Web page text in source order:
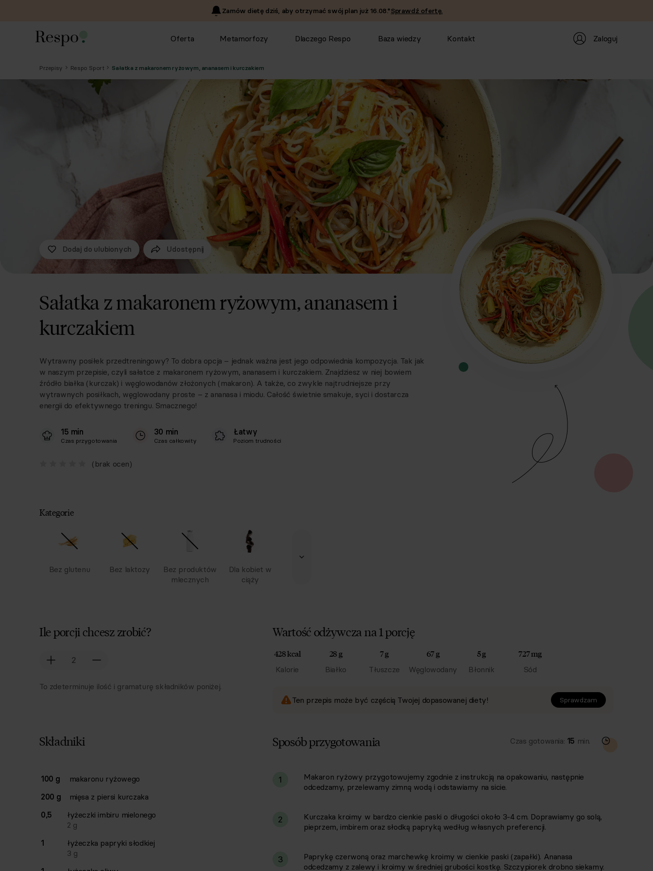
Zamów dietę dziś, aby otrzymać swój plan już 16.08.*Sprawdź ofertę.
Oferta Metamorfozy Dlaczego Respo Baza wiedzy Kontakt Zaloguj
Przepisy Respo Sport Sałatka z makaronem ryżowym, ananasem i kurczakiem
Dodaj do ulubionych Udostępnij
Sałatka z makaronem ryżowym, ananasem i
kurczakiem
Wytrawny posiłek przedtreningowy? To dobra opcja – jednak ważna jest jego odpowiednia kompozycja. Tak jak
w naszym przepisie, czyli sałatce z makaronem ryżowym, ananasem i kurczakiem. Znajdziesz w niej bowiem
źródło białka (kurczak) i węglowodanów złożonych (makaron). A także, co zwykle najtrudniejsze przy
wytrawnych posiłkach, węglowodany proste – z ananasa i miodu. Całość świetnie smakuje, syci i dostarcza
energii do efektywnego treningu. Smacznego!
15 min
Czas przygotowania
30 min
Czas całkowity
Łatwy
Poziom trudności
(brak ocen)
Kategorie
Bez glutenu Bez laktozy
Bez produktów
mlecznych
Dla kobiet w
ciąży
Ile porcji chcesz zrobić?
To zdeterminuje ilość i gramaturę składników poniżej.
Wartość odżywcza na 1 porcję
428 kcal
Kalorie
28 g
Białko
7 g
Tłuszcze
67 g
Węglowodany
5 g
Błonnik
727 mg
Sód
Ten przepis może być częścią Twojej dopasowanej diety! Sprawdzam
Składniki
Lista składników przepisu z ilościami i wagami
Ilość Składnik
100 g
makaronu ryżowego
200 g
mięsa z piersi kurczaka
0,5
łyżeczki imbiru mielonego
2 g
1
łyżeczka papryki słodkiej
3 g
Sposób przygotowania Czas gotowania: 15 min.
1
Makaron ryżowy przygotowujemy zgodnie z instrukcją na opakowaniu, następnie
odcedzamy, przelewamy zimną wodą i odstawiamy na sicie.
2
Kurczaka kroimy w bardzo cienkie paski o długości około 3-4 cm. Doprawiamy go solą,
pieprzem, imbirem oraz słodką papryką według własnych preferencji.
3
Paprykę czerwoną oraz marchewkę kroimy w cienkie paski (zapałki). Ananasa
odcedzamy z zalewy i kroimy w średniej grubości kostkę. Szczypiorek drobno siekamy.